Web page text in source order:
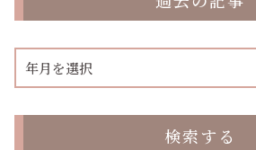
検索する